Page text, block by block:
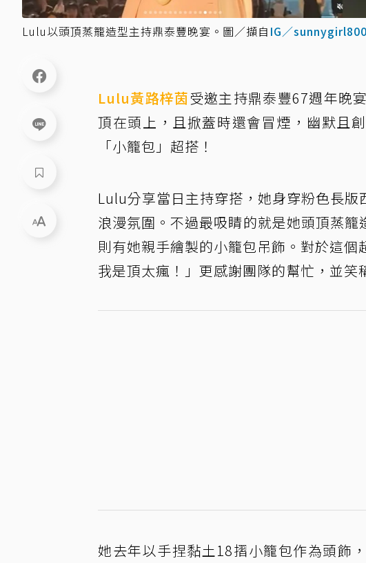
Lulu以頭頂蒸籠造型主持鼎泰豐晚宴。圖／擷自 IG／
Lulu黃路梓茵受邀主持鼎泰豐67週年晚
頂在頭上，且掀蓋時還會冒煙，幽默且
「小籠包」超搭！
Lulu分享當日主持穿搭，她身穿粉色長
浪漫氛圍。不過最吸睛的就是她頭頂蒸
則有她親手繪製的小籠包吊飾。對於這
我是頂太瘋！」更感謝團隊的幫忙，並笑
她去年以手捏黏土18摺小籠包作為頭飾